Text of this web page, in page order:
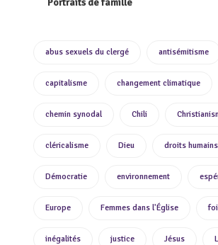
Portraits de famille
abus sexuels du clergé antisémitisme
capitalisme changement climatique
chemin synodal Chili
cléricalisme Dieu droits humains
Démocratie environnement
Europe Femmes dans l'Église foi
inégalités justice Jésus